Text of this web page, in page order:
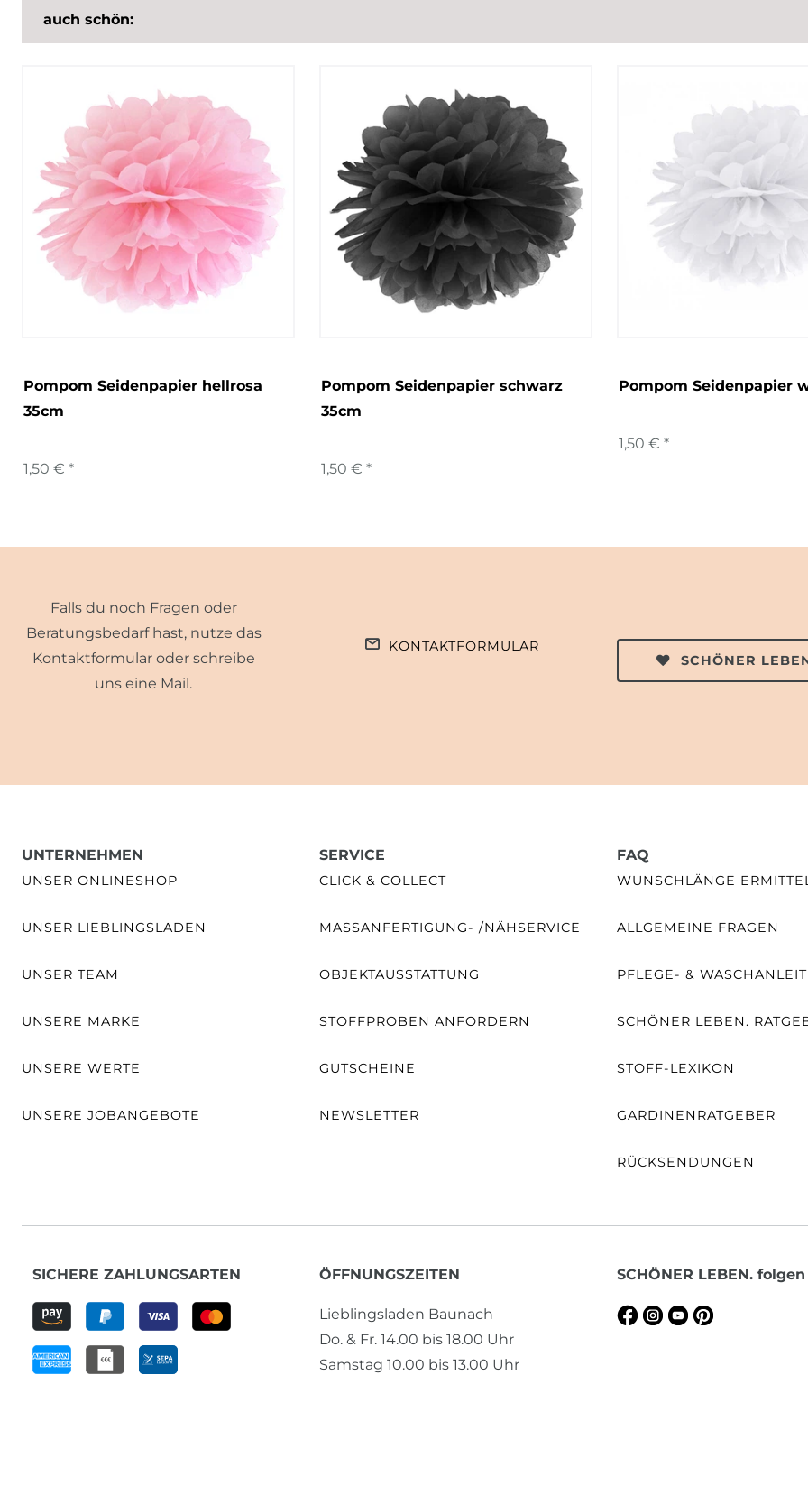
auch schön:
Pompom Seidenpapier hellrosa
35cm
1,50 € *
Pompom Seidenpapier schwarz
35cm
1,50 € *
Pompom Seidenpapier
1,50 € *
Falls du noch Fragen oder
Beratungsbedarf hast, nutze das
Kontaktformular oder schreibe
uns eine Mail.
KONTAKTFORMULAR
SCHÖNER
UNTERNEHMEN
UNSER ONLINESHOP
UNSER LIEBLINGSLADEN
UNSER TEAM
UNSERE MARKE
UNSERE WERTE
UNSERE JOBANGEBOTE
SERVICE
CLICK & COLLECT
MASSANFERTIGUNG- /NÄHSERVICE
OBJEKTAUSSTATTUNG
STOFFPROBEN ANFORDERN
GUTSCHEINE
NEWSLETTER
FAQ
WUNSCHLÄNGE
ALLGEMEINE FRAGEN
PFLEGE- &
SCHÖNER LEBEN.
STOFF-LEXIKON
GARDINENRATGEBER
RÜCKSENDUNGEN
SICHERE ZAHLUNGSARTEN ÖFFNUNGSZEITEN
Lieblingsladen Baunach
Do. & Fr. 14.00 bis 18.00 Uhr
Samstag 10.00 bis 13.00 Uhr
SCHÖNER LEBEN. folgen